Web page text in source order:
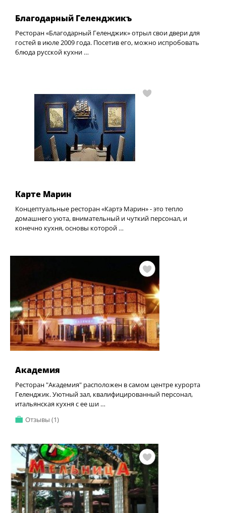
Благодарный Геленджикъ
Ресторан «Благодарный Геленджик» отрыл свои двери для
гостей в июле 2009 года. Посетив его, можно испробовать
блюда русской кухни …
Карте Марин
Концептуальные ресторан «Картэ Марин» - это тепло
домашнего уюта, внимательный и чуткий персонал, и
конечно кухня, основы которой …
Академия
Ресторан "Академия" расположен в самом центре курорта
Геленджик. Уютный зал, квалифицированный персонал,
итальянская кухня с ее ши …
Отзывы (1)